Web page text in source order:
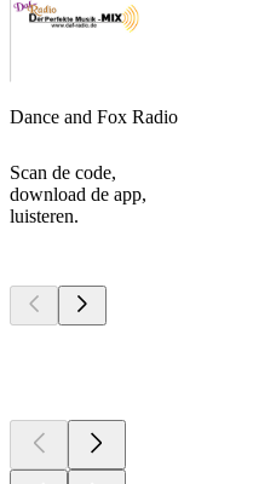
Dance and Fox Radio
Scan de code,
download de app,
luisteren.